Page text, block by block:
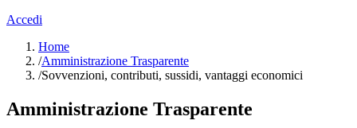
Accedi
Home
/Amministrazione Trasparente
/Sovvenzioni, contributi, sussidi, vantaggi economici
Amministrazione Trasparente